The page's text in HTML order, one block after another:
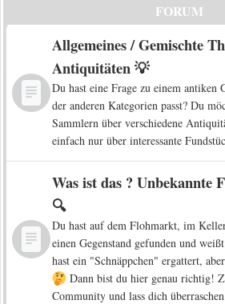
FORUM
Allgemeines / Gemischte
Antiquitäten 💡
Du hast eine Frage zu einem antiken
der anderen Kategorien passt? Du
Sammlern über verschiedene
einfach nur über interessante
Was ist das ? Unbekannte
🔍
Du hast auf dem Flohmarkt, im
einen Gegenstand gefunden und
hast ein "Schnäppchen" ergattert,
Dann bist du hier genau richtig!
Community und lass dich